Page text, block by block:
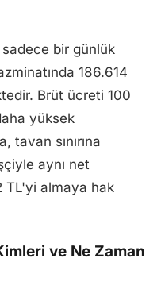
bir günlük
186.614
Brüt ücreti 100
yüksek
tavan sınırına
aynı net
TL'yi almaya hak
ve Ne Zaman